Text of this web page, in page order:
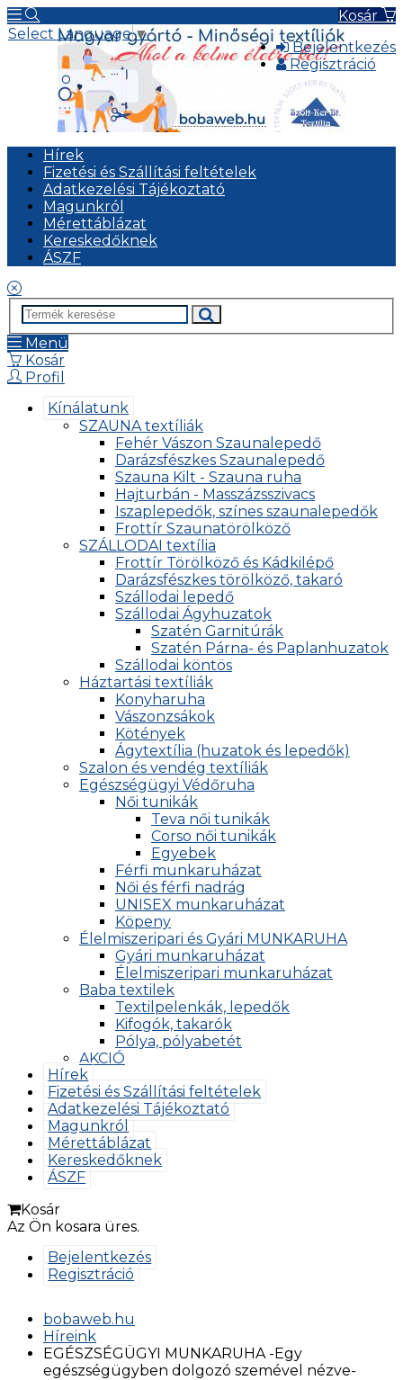
Kosár
Bejelentkezés
Regisztráció
Select Language▼
Hírek
Fizetési és Szállítási feltételek
Adatkezelési Tájékoztató
Magunkról
Mérettáblázat
Kereskedőknek
ÁSZF
Menü
Kosár
Profil
Kínálatunk
SZAUNA textíliák
Fehér Vászon Szaunalepedő
Darázsfészkes Szaunalepedő
Szauna Kilt - Szauna ruha
Hajturbán - Masszázsszivacs
Iszaplepedők, színes szaunalepedők
Frottír Szaunatörölköző
SZÁLLODAI textília
Frottír Törölköző és Kádkilépő
Darázsfészkes törölköző, takaró
Szállodai lepedő
Szállodai Ágyhuzatok
Szatén Garnitúrák
Szatén Párna- és Paplanhuzatok
Szállodai köntös
Háztartási textíliák
Konyharuha
Vászonzsákok
Kötények
Ágytextília (huzatok és lepedők)
Szalon és vendég textíliák
Egészségügyi Védőruha
Női tunikák
Teva női tunikák
Corso női tunikák
Egyebek
Férfi munkaruházat
Női és férfi nadrág
UNISEX munkaruházat
Köpeny
Élelmiszeripari és Gyári MUNKARUHA
Gyári munkaruházat
Élelmiszeripari munkaruházat
Baba textilek
Textilpelenkák, lepedők
Kifogók, takarók
Pólya, pólyabetét
AKCIÓ
Hírek
Fizetési és Szállítási feltételek
Adatkezelési Tájékoztató
Magunkról
Mérettáblázat
Kereskedőknek
ÁSZF
Kosár
Az Ön kosara üres.
Bejelentkezés
Regisztráció
bobaweb.hu
Híreink
EGÉSZSÉGÜGYI MUNKARUHA -Egy
egészségügyben dolgozó szemével nézve-